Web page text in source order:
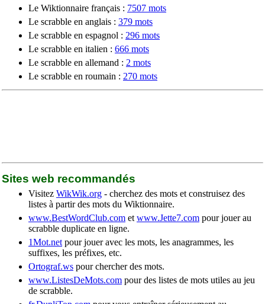
Le Wiktionnaire français : 7507 mots
Le scrabble en anglais : 379 mots
Le scrabble en espagnol : 296 mots
Le scrabble en italien : 666 mots
Le scrabble en allemand : 2 mots
Le scrabble en roumain : 270 mots
Sites web recommandés
Visitez WikWik.org - cherchez des mots et construisez des
listes à partir des mots du Wiktionnaire.
www.BestWordClub.com et www.Jette7.com pour jouer au
scrabble duplicate en ligne.
1Mot.net pour jouer avec les mots, les anagrammes, les
suffixes, les préfixes, etc.
Ortograf.ws pour chercher des mots.
www.ListesDeMots.com pour des listes de mots utiles au jeu
de scrabble.